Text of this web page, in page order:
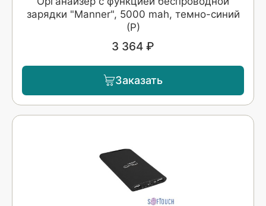
зарядки "Manner", 5000 mah, темно-синий
(Р)
3 364 ₽
Заказать